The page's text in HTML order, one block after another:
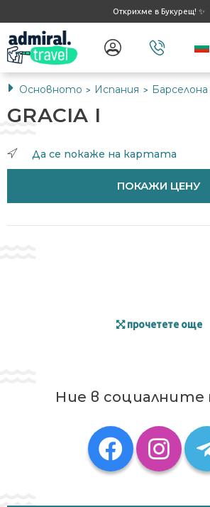
Открихме в Букурещ! ✨
Основното > Испания > Барселона
GRACIA I
Да се ​​покаже на картата
ПОКАЖИ ЦЕНУ
прочетете още
Ние в социалните